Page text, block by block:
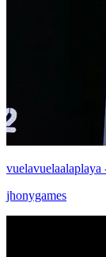
jhonygames